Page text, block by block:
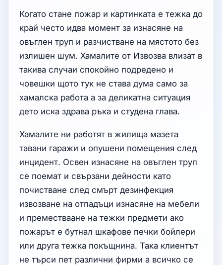
Когато стане пожар и картинката е тежка до
край често идва момент за изнасяне на
овъглен труп и разчистване на мястото без
излишен шум. Хамалите от Извозва влизат в
такива случаи спокойно подредено и
човешки щото тук не става дума само за
хамалска работа а за деликатна ситуация
дето иска здрава ръка и студена глава.
Хамалите ни работят в жилища мазета
тавани гаражи и опушени помещения след
инцидент. Освен изнасяне на овъглен труп
се поемат и свързани дейности като
почистване след смърт дезинфекция
извозване на отпадъци изнасяне на мебели
и преместваане на тежки предмети ако
пожарът е бутнал шкафове печки бойлери
или друга тежка покъщнина. Така клиентът
не търси пет различни фирми а всичко се